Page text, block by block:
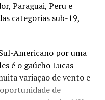
Paraguai, Peru e
categorias sub-19,
Americano por uma
é o gaúcho Lucas
variação de vento e
de